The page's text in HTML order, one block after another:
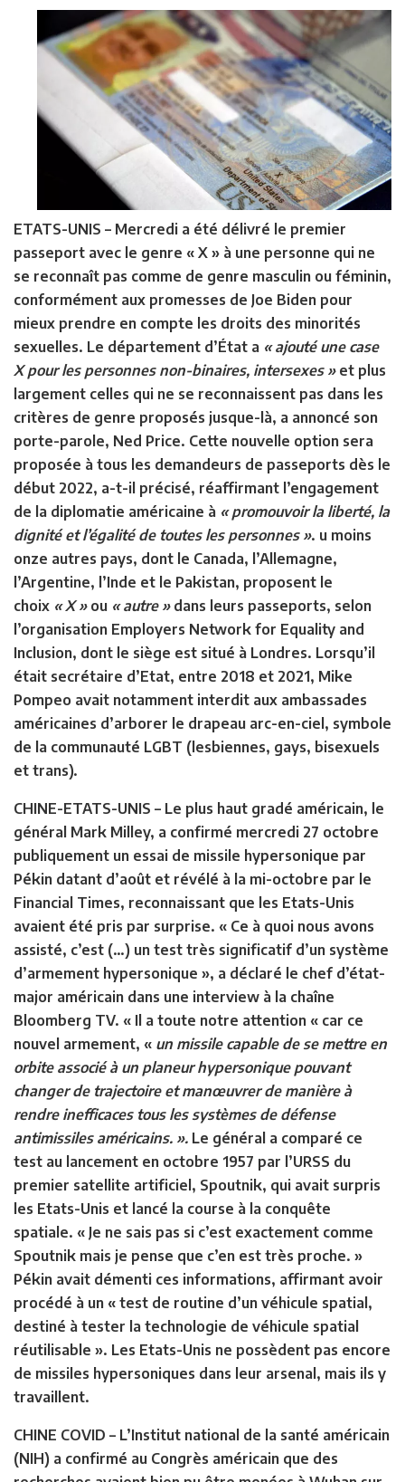
ETATS-UNIS – Mercredi a été délivré le premier
passeport avec le genre « X » à une personne qui ne
se reconnaît pas comme de genre masculin ou féminin,
conformément aux promesses de Joe Biden pour
mieux prendre en compte les droits des minorités
sexuelles. Le département d’État a « ajouté une case
X pour les personnes non-binaires, intersexes »et plus
largement celles qui ne se reconnaissent pas dans les
critères de genre proposés jusque-là, a annoncé son
porte-parole, Ned Price. Cette nouvelle option sera
proposée à tous les demandeurs de passeports dès le
début 2022, a-t-il précisé, réaffirmant l’engagement
de la diplomatie américaine à « promouvoir la liberté, la
dignité et l’égalité de toutes les personnes ». u moins
onze autres pays, dont le Canada, l’Allemagne,
l’Argentine, l’Inde et le Pakistan, proposent le
choix « X »ou « autre »dans leurs passeports, selon
l’organisation Employers Network for Equality and
Inclusion, dont le siège est situé à Londres. Lorsqu’il
était secrétaire d’Etat, entre 2018 et 2021, Mike
Pompeo avait notamment interdit aux ambassades
américaines d’arborer le drapeau arc-en-ciel, symbole
de la communauté LGBT (lesbiennes, gays, bisexuels
et trans).
CHINE-ETATS-UNIS – Le plus haut gradé américain, le
général Mark Milley, a confirmé mercredi 27 octobre
publiquement un essai de missile hypersonique par
Pékin datant d’août et révélé à la mi-octobre par le
Financial Times, reconnaissant que les Etats-Unis
avaient été pris par surprise. « Ce à quoi nous avons
assisté, c’est (…) un test très significatif d’un système
d’armement hypersonique », a déclaré le chef d’état-
major américain dans une interview à la chaîne
Bloomberg TV. « Il a toute notre attention « car ce
nouvel armement, « un missile capable de se mettre en
orbite associé à un planeur hypersonique pouvant
changer de trajectoire et manœuvrer de manière à
rendre inefficaces tous les systèmes de défense
antimissiles américains. ». Le général a comparé ce
test au lancement en octobre 1957 par l’URSS du
premier satellite artificiel, Spoutnik, qui avait surpris
les Etats-Unis et lancé la course à la conquête
spatiale. « Je ne sais pas si c’est exactement comme
Spoutnik mais je pense que c’en est très proche. »
Pékin avait démenti ces informations, affirmant avoir
procédé à un « test de routine d’un véhicule spatial,
destiné à tester la technologie de véhicule spatial
réutilisable ». Les Etats-Unis ne possèdent pas encore
de missiles hypersoniques dans leur arsenal, mais ils y
travaillent.
CHINE COVID – L’Institut national de la santé américain
(NIH) a confirmé au Congrès américain que des